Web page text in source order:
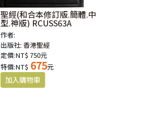
聖經(和合本修訂版.簡體.中
型.神版) RCUSS63A
作者:
出版社: 香港聖經
定價:NT$ 750元
特價:NT$ 675元